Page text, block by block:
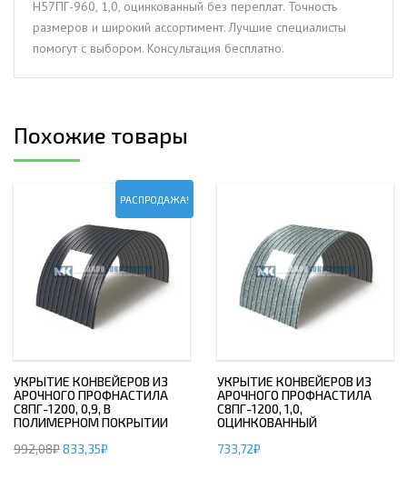
Н57ПГ-960, 1,0, оцинкованный без переплат. Точность
размеров и широкий ассортимент. Лучшие специалисты
помогут с выбором. Консультация бесплатно.
Похожие товары
РАСПРОДАЖА!
УКРЫТИЕ КОНВЕЙЕРОВ ИЗ
АРОЧНОГО ПРОФНАСТИЛА
С8ПГ-1200, 0,9, В
ПОЛИМЕРНОМ ПОКРЫТИИ
992,08₽833,35₽
УКРЫТИЕ КОНВЕЙЕРОВ ИЗ
АРОЧНОГО ПРОФНАСТИЛА
С8ПГ-1200, 1,0,
ОЦИНКОВАННЫЙ
733,72₽